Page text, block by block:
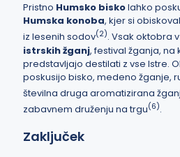
Pristno Humsko biskolahko
Humska konoba, kjer si
iz lesenih sodov(2). Vsak oktobra
istrskih žganj, festival žganja, na
predstavljajo destilati z vse Istre.
poskusijo bisko, medeno žganje,
številna druga aromatizirana
zabavnem druženju na trgu(6).
Zaključek